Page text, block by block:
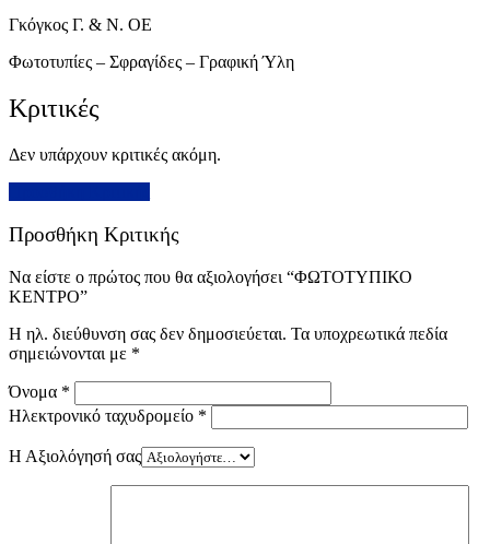
Γκόγκος Γ. & Ν. ΟΕ
Φωτοτυπίες – Σφραγίδες – Γραφική Ύλη
Κριτικές
Δεν υπάρχουν κριτικές ακόμη.
Προσθήκη Κριτικής
Να είστε ο πρώτος που θα αξιολογήσει “ΦΩΤΟΤΥΠΙΚΟ
ΚΕΝΤΡΟ”
Η ηλ. διεύθυνση σας δεν δημοσιεύεται. Τα υποχρεωτικά πεδία
σημειώνονται με *
Όνομα *
Ηλεκτρονικό ταχυδρομείο *
Η Αξιολόγησή σας